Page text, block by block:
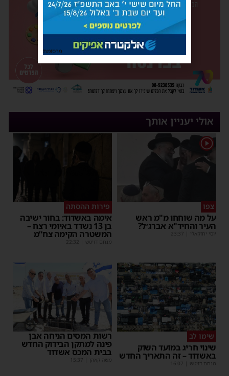
אולי יעניין אותך
1
צפו
על מה שוחחו מ"מ ראש
העיר והחיד"א אברג׳ל?
יוסי יחזקאלי 23:37
פירות ההסתה
אימה באשדוד: בחור ישיבה
בן 13 נשדד באיומי רצח –
המשטרה הקימה צח”מ
מנחם דויטש 22:32
שימו לב
שינוי חריג במועד השוק
באשדוד – זה התאריך החדש
מנחם דויטש 16:07
רשות המסים הניחה אבן
פינה למתקן הבידוק החדש
בבית המכס אשדוד
משה קאהן 15:37
פרסומת